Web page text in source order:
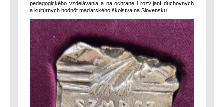
pedagogického vzdelávania a na ochrane i rozvíjaní duchovných
a kultúrnych hodnôt maďarského školstva na Slovensku.